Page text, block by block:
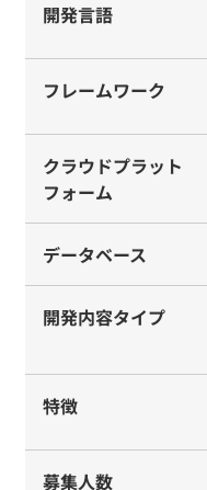
開発言語
フレームワーク
クラウドプラット
フォーム
データベース
開発内容タイプ
特徴
募集人数